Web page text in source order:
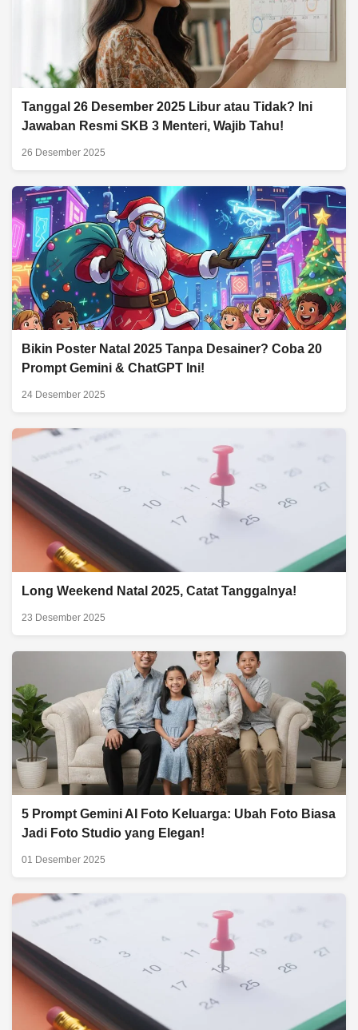
Tanggal 26 Desember 2025 Libur atau Tidak? Ini
Jawaban Resmi SKB 3 Menteri, Wajib Tahu!
26 Desember 2025
Bikin Poster Natal 2025 Tanpa Desainer? Coba 20
Prompt Gemini & ChatGPT Ini!
24 Desember 2025
Long Weekend Natal 2025, Catat Tanggalnya!
23 Desember 2025
5 Prompt Gemini AI Foto Keluarga: Ubah Foto Biasa
Jadi Foto Studio yang Elegan!
01 Desember 2025